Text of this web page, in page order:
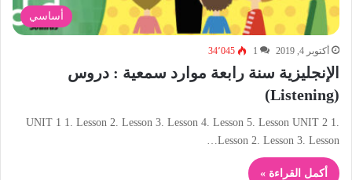
أساسي
أكتوبر 4, 2019 1 34٬045
الإنجليزية سنة رابعة موارد سمعية : دروس
(Listening)
UNIT 1 1. Lesson 2. Lesson 3. Lesson 4. Lesson 5. Lesson UNIT 2 1.
Lesson 2. Lesson 3. Lesson…
أكمل القراءة »